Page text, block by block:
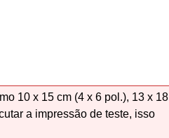
10 x 15 cm (4 x 6 pol.), 13 x 18
a impressão de teste, isso